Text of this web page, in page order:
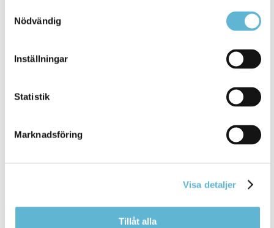
Nödvändig
Inställningar
Statistik
Marknadsföring
Visa detaljer
Tillåt alla
Bromölla Kommun
för seniorer
Bromölla Kommun